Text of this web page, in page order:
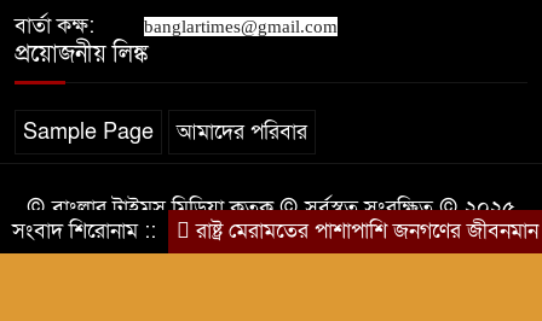
বার্তা কক্ষ: banglartimes@gmail.com
প্রয়োজনীয় লিঙ্ক
Sample Page আমাদের পরিবার
© বাংলার টাইমস মিডিয়া কতৃক © সর্বস্বত্ব সংরক্ষিত © ২০২৫
সকল কারিগরী সহযোগিতায়:BDITWork
সংবাদ শিরোনাম :: রাষ্ট্র মেরামতের পাশাপাশি জনগণের